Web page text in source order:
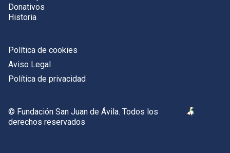
Donativos
Historia
Política de cookies
Aviso Legal
Política de privacidad
© Fundación San Juan de Ávila. Todos los
derechos reservados